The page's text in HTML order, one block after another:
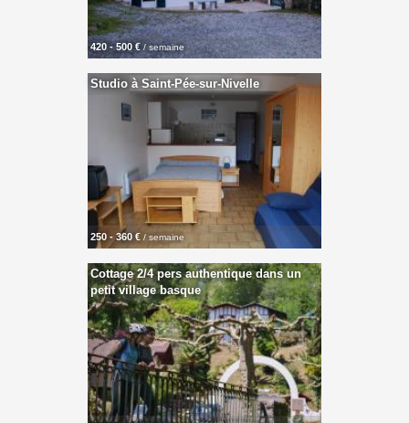
420 - 500 € / semaine
Studio à Saint-Pée-sur-Nivelle
250 - 360 € / semaine
Cottage 2/4 pers authentique dans un
petit village basque